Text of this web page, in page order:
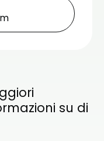
su di